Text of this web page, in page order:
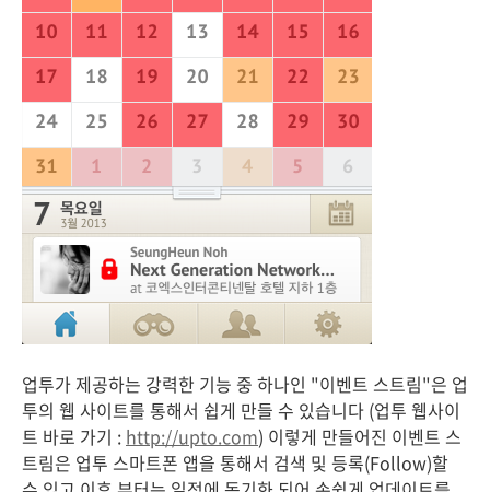
업투가 제공하는 강력한 기능 중 하나인 "이벤트 스트림"은 업
투의 웹 사이트를 통해서 쉽게 만들 수 있습니다 (업투 웹사이
트 바로 가기 : http://upto.com) 이렇게 만들어진 이벤트 스
트림은 업투 스마트폰 앱을 통해서 검색 및 등록(Follow)할